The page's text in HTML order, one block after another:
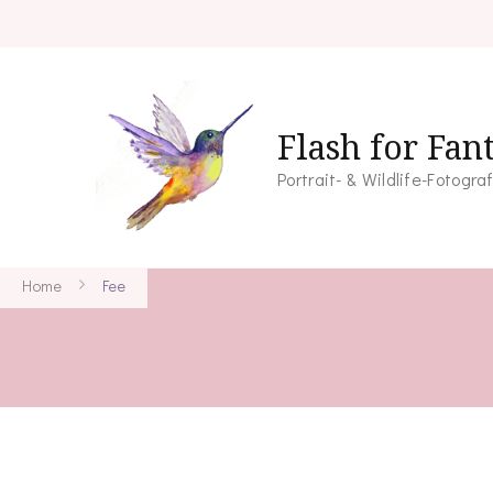
Flash for
Portrait- & Wildlife-
Home Fee